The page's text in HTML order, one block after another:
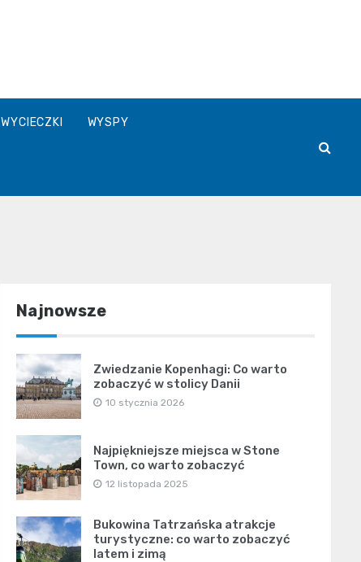
WYCIECZKI WYSPY
Najnowsze
Zwiedzanie Kopenhagi: Co warto
zobaczyć w stolicy Danii
10 stycznia 2026
Najpiękniejsze miejsca w Stone
Town, co warto zobaczyć
12 listopada 2025
Bukowina Tatrzańska atrakcje
turystyczne: co warto zobaczyć
latem i zimą